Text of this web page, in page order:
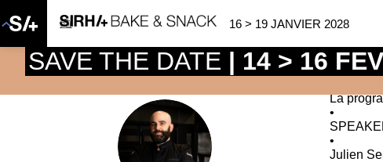
16 > 19 JANVIER 2028
JS
La
•
•
Julien
SAVE THE DATE | 14 > 16